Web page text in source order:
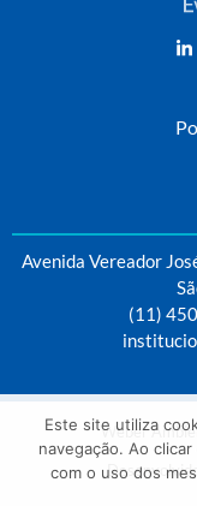
Avenida Vereador
(11)
Weber
Este site utiliza
navegação. Ao
com o uso dos